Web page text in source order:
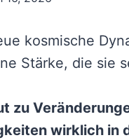
kosmische
Stärke, die sie
zu
wirklich in